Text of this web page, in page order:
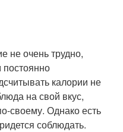
не очень трудно,
постоянно
калории не
на свой вкус,
своему. Однако есть
соблюдать.